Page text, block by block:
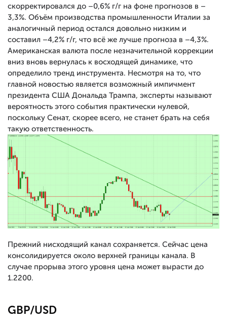
скорректировался до –0,6% г/г на фоне прогнозов в –
3,3%. Объём производства промышленности Италии за
аналогичный период остался довольно низким и
составил –4,2% г/г, что всё же лучше прогноза в –4,3%.
Американская валюта после незначительной коррекции
вниз вновь вернулась к восходящей динамике, что
определило тренд инструмента. Несмотря на то, что
главной новостью является возможный импичмент
президента США Дональда Трампа, эксперты называют
вероятность этого события практически нулевой,
поскольку Сенат, скорее всего, не станет брать на себя
такую ответственность.
Прежний нисходящий канал сохраняется. Сейчас цена
консолидируется около верхней границы канала. В
случае прорыва этого уровня цена может вырасти до
1.2200.
GBP/USD